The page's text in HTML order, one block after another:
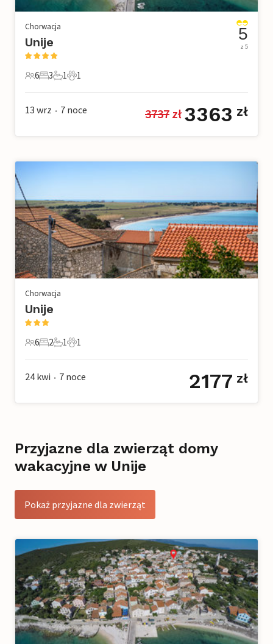
Chorwacja
Unije
6 Goście
6
3 Sypialnie
3
1 Łazienka
1
1 Zwierzę domowe
1
5
z 5
13 wrz • 7 noce 3737 zł 3363 zł
Chorwacja
Unije
6 Goście
6
2 Sypialnie
2
1 Łazienka
1
1 Zwierzę domowe
1
24 kwi • 7 noce 2177 zł
Przyjazne dla zwierząt domy
wakacyjne w Unije
Pokaż przyjazne dla zwierząt